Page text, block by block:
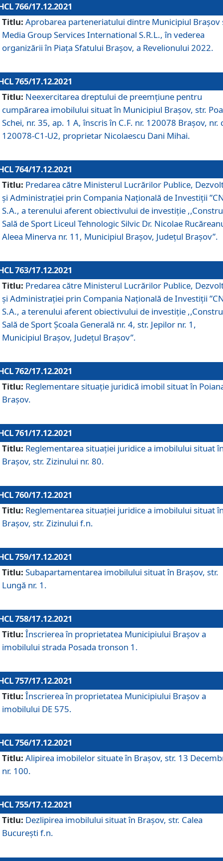
766/17.12.2021
Titlu: Aprobarea parteneriatului dintre Municipiul Brașov
Media Group Services International S.R.L., în vederea
organizării în Piața Sfatului Brașov, a Revelionului 2022.
765/17.12.2021
Titlu: Neexercitarea dreptului de preemţiune pentru
cumpărarea imobilului situat în Municipiul Braşov, str.
Schei, nr. 35, ap. 1 A, înscris în C.F. nr. 120078 Brașov, nr.
120078-C1-U2, proprietar Nicolaescu Dani Mihai.
764/17.12.2021
Titlu: Predarea către Ministerul Lucrărilor Publice,
și Administrației prin Compania Naţională de Investiţii
S.A., a terenului aferent obiectivului de investiţie
Sală de Sport Liceul Tehnologic Silvic Dr. Nicolae
Aleea Minerva nr. 11, Municipiul Brașov, Județul Brașov”.
763/17.12.2021
Titlu: Predarea către Ministerul Lucrărilor Publice,
și Administrației prin Compania Naţională de Investiţii
S.A., a terenului aferent obiectivului de investiție
Sală de Sport Școala Generală nr. 4, str. Jepilor nr. 1,
Municipiul Brașov, Județul Brașov”.
762/17.12.2021
Titlu: Reglementare situație juridică imobil situat în
Brașov.
761/17.12.2021
Titlu: Reglementarea situației juridice a imobilului situat
Brașov, str. Zizinului nr. 80.
760/17.12.2021
Titlu: Reglementarea situației juridice a imobilului situat
Brașov, str. Zizinului f.n.
759/17.12.2021
Titlu: Subapartamentarea imobilului situat în Brașov, str.
Lungă nr. 1.
758/17.12.2021
Titlu: Înscrierea în proprietatea Municipiului Brașov a
imobilului strada Posada tronson 1.
757/17.12.2021
Titlu: Înscrierea în proprietatea Municipiului Brașov a
imobilului DE 575.
756/17.12.2021
Titlu: Alipirea imobilelor situate în Brașov, str. 13
nr. 100.
755/17.12.2021
Titlu: Dezlipirea imobilului situat în Brașov, str. Calea
București f.n.